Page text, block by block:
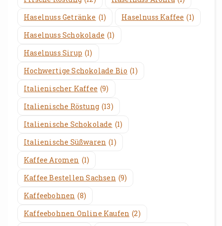
Haselnuss Getränke (1) Haselnuss Kaffee (1)
Haselnuss Schokolade (1)
Haselnuss Sirup (1)
Hochwertige Schokolade Bio (1)
Italienischer Kaffee (9)
Italienische Röstung (13)
Italienische Schokolade (1)
Italienische Süßwaren (1)
Kaffee Aromen (1)
Kaffee Bestellen Sachsen (9)
Kaffeebohnen (8)
Kaffeebohnen Online Kaufen (2)